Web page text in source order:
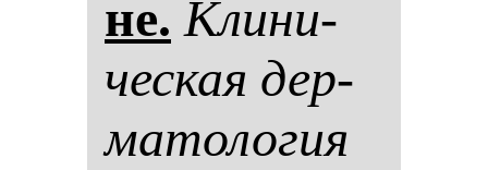
не. Кли­ни­
чес­кая дер­
ма­то­ло­гия